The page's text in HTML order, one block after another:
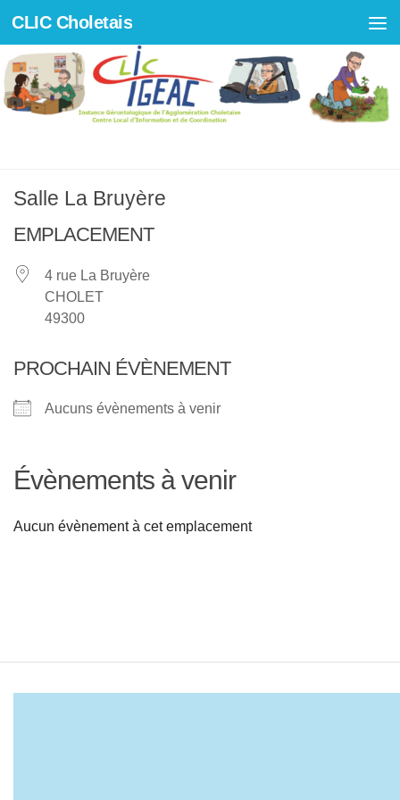
Skip to content
CLIC Choletais
Salle La Bruyère
EMPLACEMENT
4 rue La Bruyère
CHOLET
49300
PROCHAIN ÉVÈNEMENT
Aucuns évènements à venir
Évènements à venir
Aucun évènement à cet emplacement